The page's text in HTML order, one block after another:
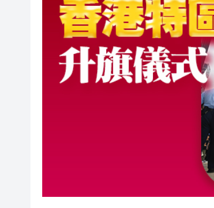
騰出更多時間專注
50餘位頂尖專家共
海南澄邁文儒煥新
梁振英率港區全國政
2025年海南儋州以
山東26戶省屬國企
瀋陽鐵西校園閱讀